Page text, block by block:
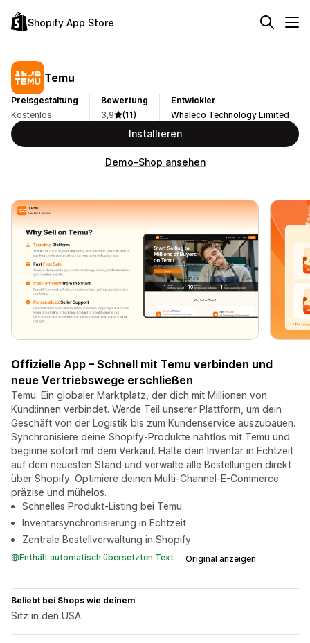
Shopify App Store
Temu
Preisgestaltung
Kostenlos
Bewertung
3,9
(11)
Entwickler
Whaleco Technology Limited
Installieren
Demo-Shop ansehen
Offizielle App – Schnell mit Temu verbinden und
neue Vertriebswege erschließen
Temu: Ein globaler Marktplatz, der dich mit Millionen von
Kund:innen verbindet. Werde Teil unserer Plattform, um dein
Geschäft von der Logistik bis zum Kundenservice auszubauen.
Synchronisiere deine Shopify-Produkte nahtlos mit Temu und
beginne sofort mit dem Verkauf. Halte dein Inventar in Echtzeit
auf dem neuesten Stand und verwalte alle Bestellungen direkt
über Shopify. Optimiere deinen Multi-Channel-E-Commerce
präzise und mühelos.
Schnelles Produkt-Listing bei Temu
Inventarsynchronisierung in Echtzeit
Zentrale Bestellverwaltung in Shopify
Enthält automatisch übersetzten Text Original anzeigen
Beliebt bei Shops wie deinem
Sitz in den USA